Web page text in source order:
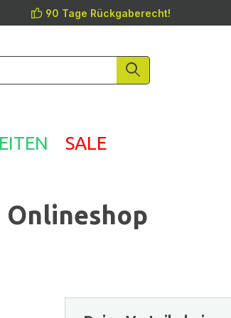
90 Tage Rückgaberecht!
SALE
Onlineshop